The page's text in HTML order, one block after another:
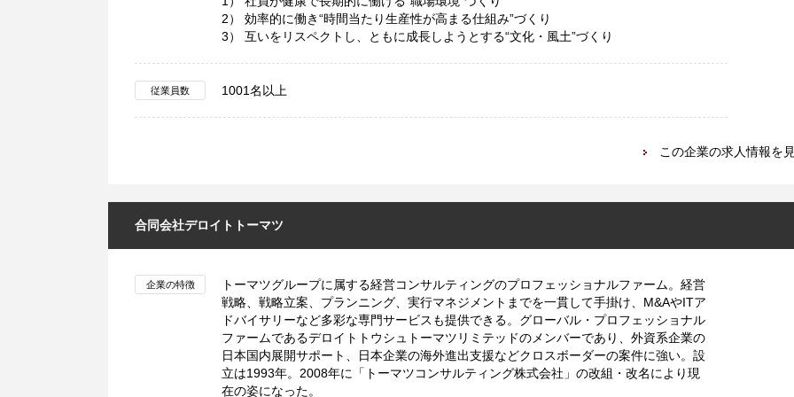
2） 効率的に働き“時間当たり生産性が高まる仕組み”づくり
3） 互いをリスペクトし、ともに成長しようとする“文化・風土”づくり
従業員数 1001名以上
この企業の求人情報を
合同会社デロイトトーマツ
企業の特徴
トーマツグループに属する経営コンサルティングのプロフェッショナルファーム。経営
戦略、戦略立案、プランニング、実行マネジメントまでを一貫して手掛け、M&AやITア
ドバイサリーなど多彩な専門サービスも提供できる。グローバル・プロフェッショナル
ファームであるデロイトトウシュトーマツリミテッドのメンバーであり、外資系企業の
日本国内展開サポート、日本企業の海外進出支援などクロスボーダーの案件に強い。設
立は1993年。2008年に「トーマツコンサルティング株式会社」の改組・改名により現
在の姿になった。